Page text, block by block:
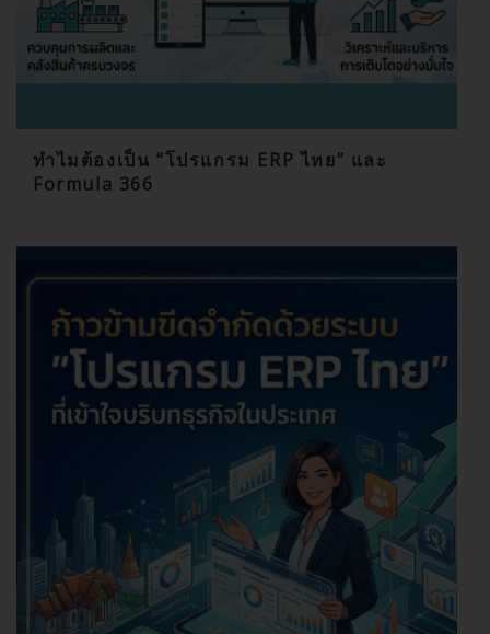
ทำไมต้องเป็น “โปรแกรม ERP ไทย” และ
Formula 366